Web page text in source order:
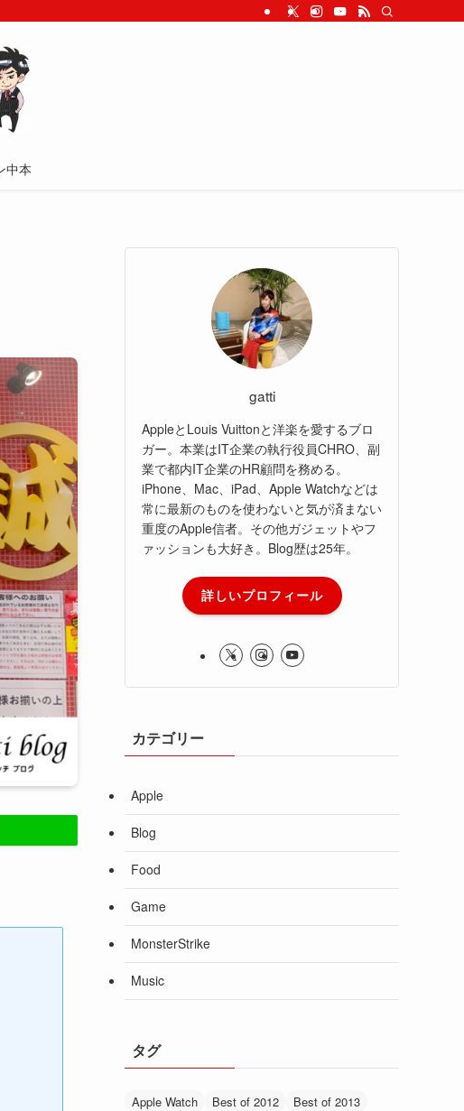
中本
gatti
AppleとLouis Vuittonと洋楽を愛するブロ
ガー。本業はIT企業の執行役員CHRO、副
業で都内IT企業のHR顧問を務める。
iPhone、Mac、iPad、Apple Watchなどは
常に最新のものを使わないと気が済まない
重度のApple信者。その他ガジェットやフ
ァッションも大好き。Blog歴は25年。
詳しいプロフィール
カテゴリー
Apple
Blog
Food
Game
MonsterStrike
Music
タグ
Apple Watch Best of 2012
Best of 2013